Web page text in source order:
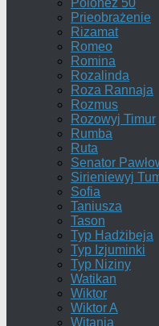
Polonez 50
Prieobrażenie
Rizamat
Romeo
Romina
Rozalinda
Roza Rannaja
Rozmus
Rozowyj Timur
Rumba
Ruta
Senator
Sirieniewyj
Sofia
Taniusza
Tason
Typ Hadżibeja
Typ Izjuminki
Typ Niziny
Watikan
Wiktor
Wiktor A
Witania